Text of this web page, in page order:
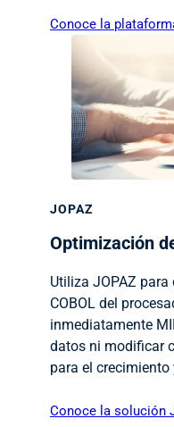
Conoce la
JOPAZ
Optimización
Utiliza JOPAZ
COBOL del
inmediatamente
datos ni modificar
para el
Conoce la solución